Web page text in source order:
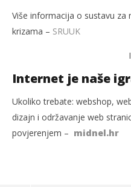
Više informacija o sustavu
krizama – SRUUK
Internet je naše
Ukoliko trebate: webshop,
dizajn i održavanje web
povjerenjem – midnel.hr